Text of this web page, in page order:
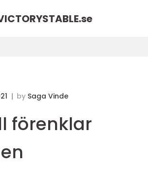
se
by Saga Vinde
förenklar